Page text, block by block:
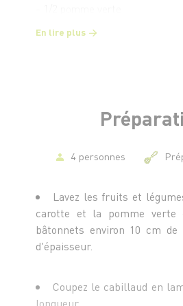
- 2 gouttes de citron
En lire plus
4 personnes
Lavez les fruits et
carotte et la pomme verte
bâtonnets environ 10 cm
d'épaisseur.
Coupez le cabillaud en
longueur.